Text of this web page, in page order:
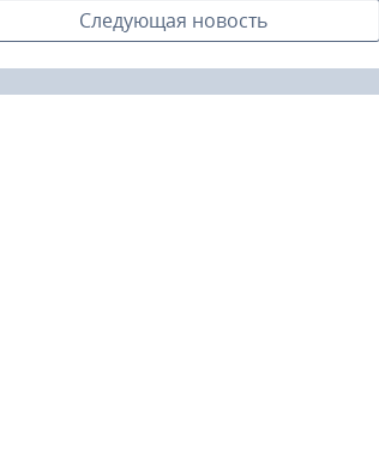
Следующая новость